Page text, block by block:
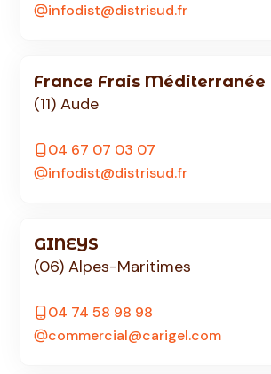
infodist@distrisud.fr
France Frais Méditerranée
(11) Aude
04 67 07 03 07
infodist@distrisud.fr
GINEYS
(06) Alpes-Maritimes
04 74 58 98 98
commercial@carigel.com